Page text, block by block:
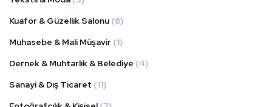
Kuaför & Güzellik Salonu (8)
Muhasebe & Mali Müşavir (1)
Dernek & Muhtarlık & Belediye (4)
Sanayi & Dış Ticaret (11)